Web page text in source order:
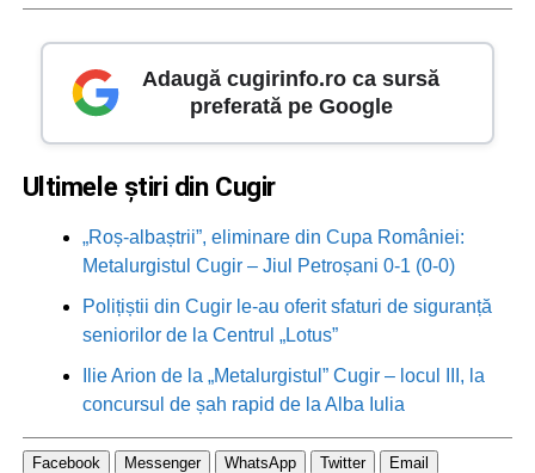
Adaugă cugirinfo.ro ca sursă
preferată pe Google
Ultimele știri din Cugir
„Roș-albaștrii”, eliminare din Cupa României:
Metalurgistul Cugir – Jiul Petroșani 0-1 (0-0)
Polițiștii din Cugir le-au oferit sfaturi de siguranță
seniorilor de la Centrul „Lotus”
Ilie Arion de la „Metalurgistul” Cugir – locul III, la
concursul de șah rapid de la Alba Iulia
Facebook Messenger WhatsApp Twitter Email